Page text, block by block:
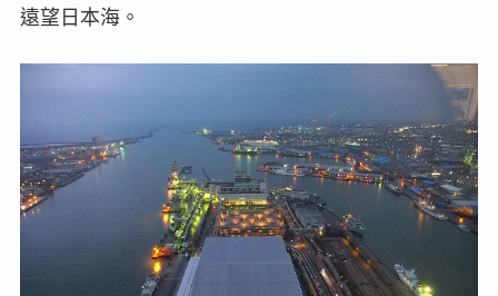
遠望日本海。